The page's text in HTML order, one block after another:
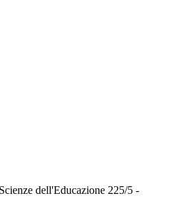
dell'Educazione 225/5 -